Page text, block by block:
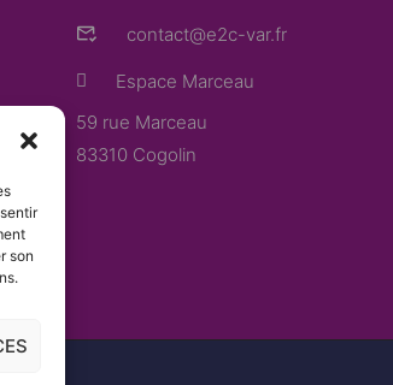
son
contact@e2c-var.fr
Espace Marceau
59 rue Marceau
83310 Cogolin